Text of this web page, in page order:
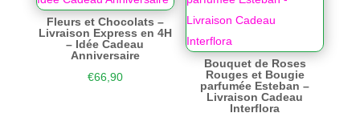
Fleurs et Chocolats –
Livraison Express en 4H
– Idée Cadeau
Anniversaire
€66,90
Bouquet de Roses
Rouges et Bougie
parfumée Esteban –
Livraison Cadeau
Interflora